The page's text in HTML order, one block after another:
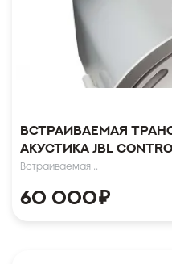
Встраиваемая
акустика JBL
Встраиваемая ..
60 000₽